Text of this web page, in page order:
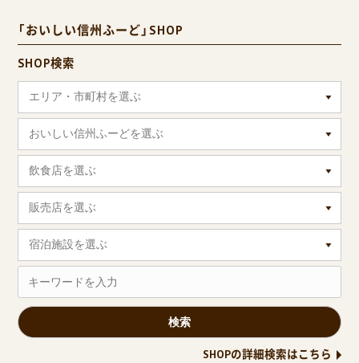
「おいしい信州ふーど」SHOP
SHOP検索
エリア・市町村を選ぶ
おいしい信州ふーどを選ぶ
飲食店を選ぶ
販売店を選ぶ
宿泊施設を選ぶ
SHOPの詳細検索はこちら